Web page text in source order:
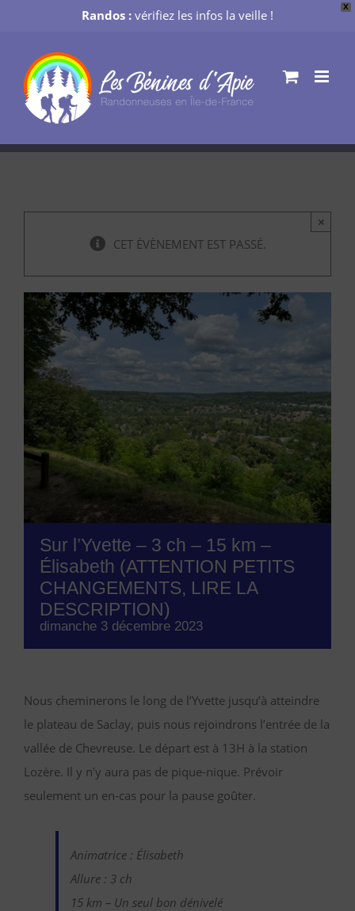
X
Randos : vérifiez les infos la veille !
contenu
CET ÉVÈNEMENT EST PASSÉ.
×
Sur l’Yvette – 3 ch – 15 km –
Élisabeth (ATTENTION PETITS
CHANGEMENTS, LIRE LA
DESCRIPTION)
dimanche 3 décembre 2023
Nous cheminerons le long de l’Yvette jusqu’à atteindre
le plateau de Saclay, puis nous rejoindrons l’entrée de la
vallée de Chevreuse. Le départ est à 13H à la station
Lozère. Il y n’y aura pas de pique-nique. Prévoir
seulement un en-cas pour la pause goûter.
Animatrice : Élisabeth
Allure : 3 ch
15 km – Un seul bon dénivelé